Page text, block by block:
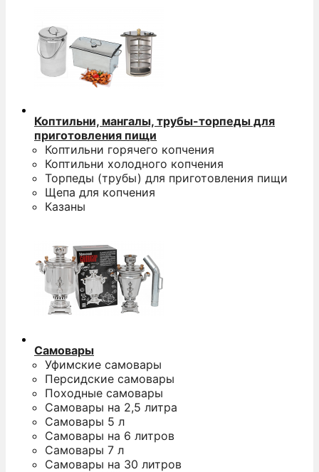
Коптильни, мангалы, трубы-торпеды для
приготовления пищи
Коптильни горячего копчения
Коптильни холодного копчения
Торпеды (трубы) для приготовления пищи
Щепа для копчения
Казаны
Самовары
Уфимские самовары
Персидские самовары
Походные самовары
Самовары на 2,5 литра
Самовары 5 л
Самовары на 6 литров
Самовары 7 л
Самовары на 30 литров